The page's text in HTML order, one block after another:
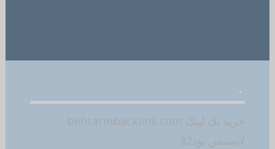
.
خرید بک لینک behtarinbacklink.com
لایسنس نود32